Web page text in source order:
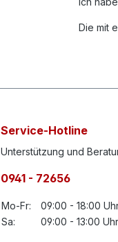
Die mit
Service-Hotline
Unterstützung und
0941 - 72656
Mo-Fr:
09:00 - 18:00
Sa:
09:00 - 13:00 Uhr